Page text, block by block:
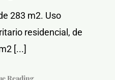
283 m2. Uso
residencial, de
[...]
Reading